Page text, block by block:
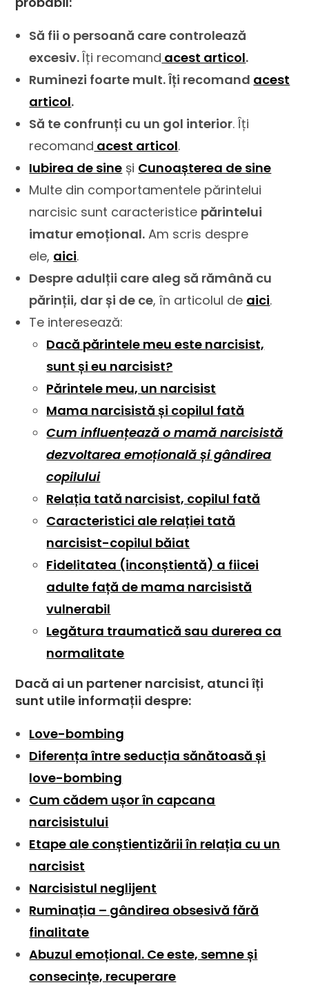
Să fii o persoană care controlează
excesiv.Îți recomand acest articol.
Ruminezi foarte mult. Îți recomand acest
articol.
Să te confrunți cu un gol interior. Îți
recomand acest articol.
Iubirea de sine și Cunoașterea de sine
Multe din comportamentele părintelui
narcisic sunt caracteristice părintelui
imatur emoțional. Am scris despre
ele, aici.
Despre adulții care aleg să rămână cu
părinții, dar și de ce, în articolul de aici.
Te interesează:
Dacă părintele meu este narcisist,
sunt și eu narcisist?
Părintele meu, un narcisist
Mama narcisistă și copilul fată
Cum influențează o mamă narcisistă
dezvoltarea emoțională și gândirea
copilului
Relația tată narcisist, copilul fată
Caracteristici ale relației tată
narcisist-copilul băiat
Fidelitatea (inconștientă) a fiicei
adulte față de mama narcisistă
vulnerabil
Legătura traumatică sau durerea ca
normalitate
Dacă ai un partener narcisist, atunci îți
sunt utile informații despre:
Love-bombing
Diferența între seducția sănătoasă și
love-bombing
Cum cădem ușor în capcana
narcisistului
Etape ale conștientizării în relația cu un
narcisist
Narcisistul neglijent
Ruminația – gândirea obsesivă fără
finalitate
Abuzul emoțional. Ce este, semne și
consecințe, recuperare